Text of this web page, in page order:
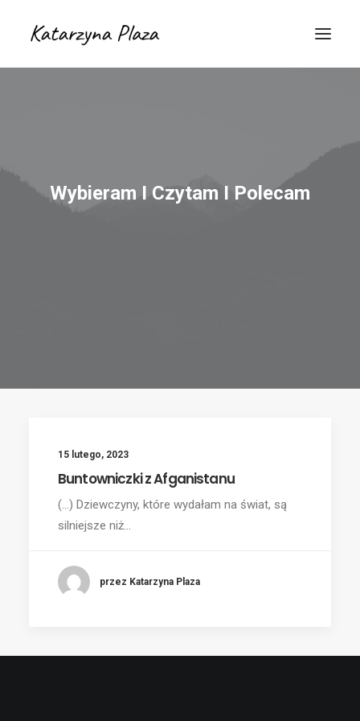
Wybieram I Czytam I Polecam
15 lutego, 2023
Buntowniczki z Afganistanu
(...) Dziewczyny, które wydałam na świat, są
silniejsze niż…
przez Katarzyna Plaza